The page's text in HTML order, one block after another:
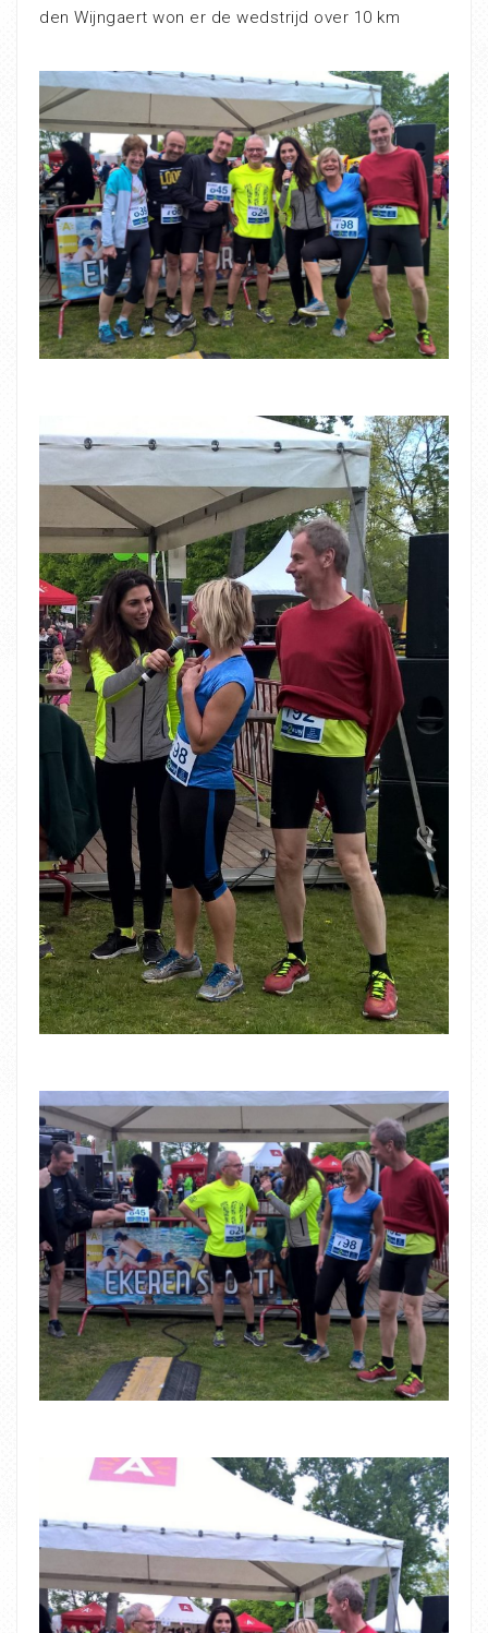
den Wijngaert won er de wedstrijd over 10 km